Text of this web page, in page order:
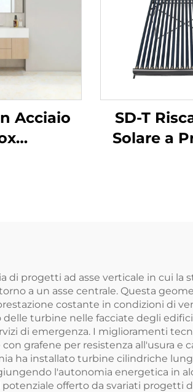
Acciaio
SD-T
Solare a
progetti ad asse verticale in cui
a un asse centrale. Questa
costante in condizioni di
turbine nelle facciate degli
di emergenza. I miglioramenti
grafene per resistenza all'usura
ha installato turbine cilindriche
l'autonomia energetica in
offerto da svariati progetti